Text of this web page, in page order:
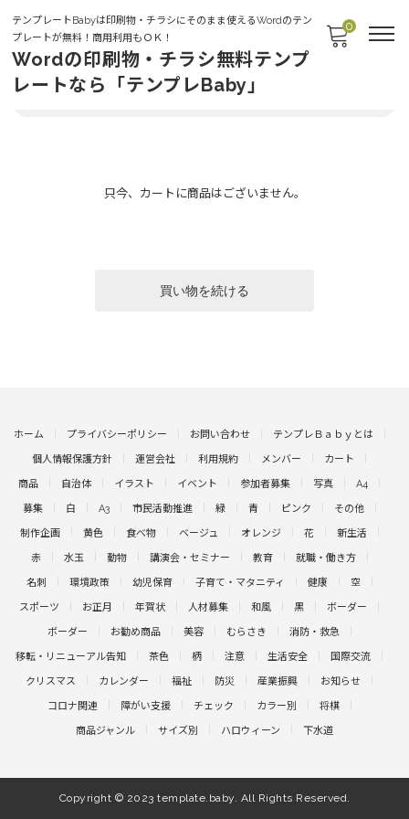
テンプレートBabyは印刷物・チラシにそのまま使えるWordのテン
プレートが無料！商用利用もＯＫ！
Wordの印刷物・チラシ無料テンプ
レートなら「テンプレBaby」
0
只今、カートに商品はございません。
ホーム プライバシーポリシー お問い合わせ テンプレＢａｂｙとは
個人情報保護方針 運営会社 利用規約 メンバー カート
商品 自治体 イラスト イベント 参加者募集 写真 A4
募集 白 A3 市民活動推進 緑 青 ピンク その他
制作企画 黄色 食べ物 ベージュ オレンジ 花 新生活
赤 水玉 動物 講演会・セミナー 教育 就職・働き方
名刺 環境政策 幼児保育 子育て・マタニティ 健康 空
スポーツ お正月 年賀状 人材募集 和風 黒 ボーダー
ボーダー お勧め商品 美容 むらさき 消防・救急
移転・リニューアル告知 茶色 柄 注意 生活安全 国際交流
クリスマス カレンダー 福祉 防災 産業振興 お知らせ
コロナ関連 障がい支援 チェック カラー別 将棋
商品ジャンル サイズ別 ハロウィーン 下水道
Copyright © 2023 template.baby. All Rights Reserved.